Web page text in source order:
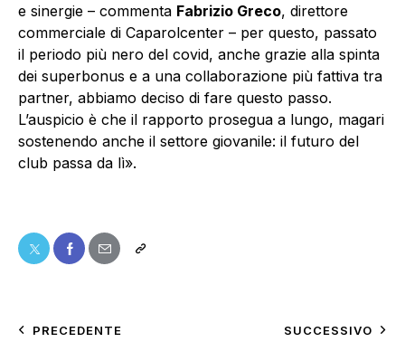
e sinergie – commenta Fabrizio Greco, direttore
commerciale di Caparolcenter – per questo, passato
il periodo più nero del covid, anche grazie alla spinta
dei superbonus e a una collaborazione più fattiva tra
partner, abbiamo deciso di fare questo passo.
L’auspicio è che il rapporto prosegua a lungo, magari
sostenendo anche il settore giovanile: il futuro del
club passa da lì».
PRECEDENTE SUCCESSIVO